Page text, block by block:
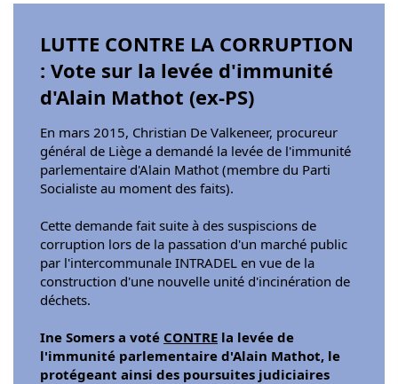
LUTTE CONTRE LA CORRUPTION
: Vote sur la levée d'immunité
d'Alain Mathot (ex-PS)
En mars 2015, Christian De Valkeneer, procureur
général de Liège a demandé la levée de l'immunité
parlementaire d'Alain Mathot (membre du Parti
Socialiste au moment des faits).
Cette demande fait suite à des suspiscions de
corruption lors de la passation d'un marché public
par l'intercommunale INTRADEL en vue de la
construction d'une nouvelle unité d'incinération de
déchets.
Ine Somers a voté CONTRE la levée de
l'immunité parlementaire d'Alain Mathot, le
protégeant ainsi des poursuites judiciaires